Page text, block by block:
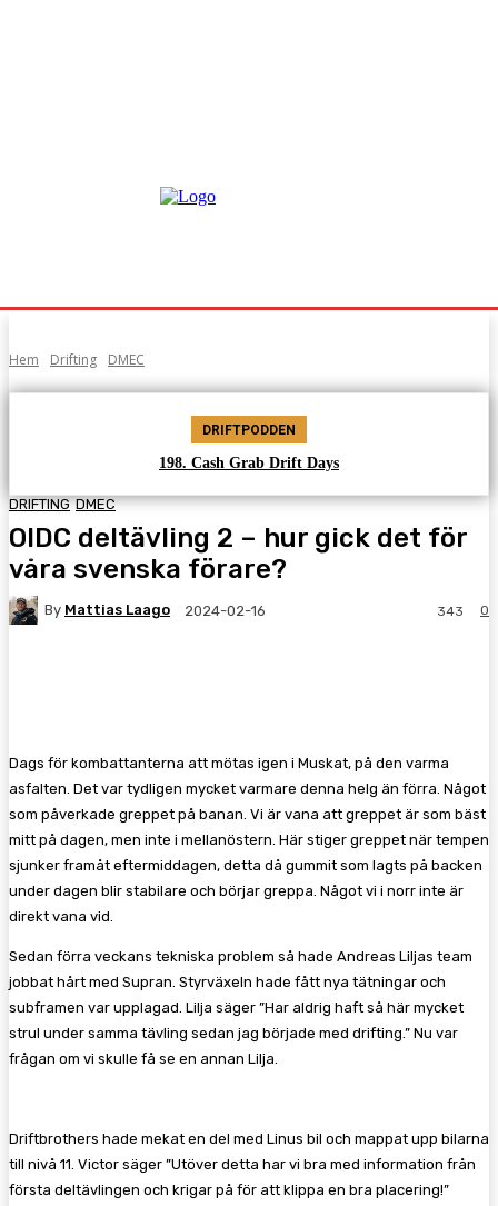
Hem Drifting DMEC
DRIFTPODDEN
198. Cash Grab Drift Days
DRIFTING DMEC
OIDC deltävling 2 – hur gick det för
våra svenska förare?
By Mattias Laago 2024-02-16 0
343
Dags för kombattanterna att mötas igen i Muskat, på den varma
asfalten. Det var tydligen mycket varmare denna helg än förra. Något
som påverkade greppet på banan. Vi är vana att greppet är som bäst
mitt på dagen, men inte i mellanöstern. Här stiger greppet när tempen
sjunker framåt eftermiddagen, detta då gummit som lagts på backen
under dagen blir stabilare och börjar greppa. Något vi i norr inte är
direkt vana vid.
Sedan förra veckans tekniska problem så hade Andreas Liljas team
jobbat hårt med Supran. Styrväxeln hade fått nya tätningar och
subframen var upplagad. Lilja säger ”Har aldrig haft så här mycket
strul under samma tävling sedan jag började med drifting.” Nu var
frågan om vi skulle få se en annan Lilja.
Driftbrothers hade mekat en del med Linus bil och mappat upp bilarna
till nivå 11. Victor säger ”Utöver detta har vi bra med information från
första deltävlingen och krigar på för att klippa en bra placering!”